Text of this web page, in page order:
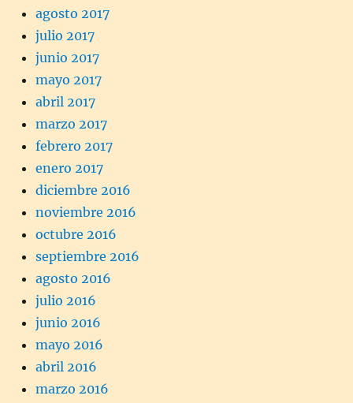
agosto 2017
julio 2017
junio 2017
mayo 2017
abril 2017
marzo 2017
febrero 2017
enero 2017
diciembre 2016
noviembre 2016
octubre 2016
septiembre 2016
agosto 2016
julio 2016
junio 2016
mayo 2016
abril 2016
marzo 2016